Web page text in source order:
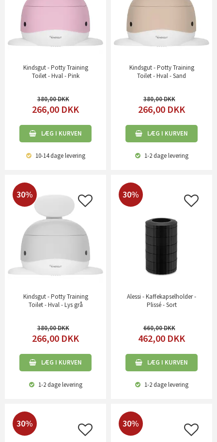
Kindsgut - Potty Training
Toilet - Hval - Pink
380,00
266,00 DKK
LÆG I KURVEN
10-14 dagelevering
Kindsgut - Potty Training
Toilet - Hval - Sand
380,00
266,00 DKK
LÆG I KURVEN
1-2 dagelevering
30%
Kindsgut - Potty Training
Toilet - Hval - Lys grå
380,00
266,00 DKK
LÆG I KURVEN
1-2 dagelevering
30%
Alessi - Kaffekapselholder -
Plissé - Sort
660,00
462,00 DKK
LÆG I KURVEN
1-2 dagelevering
30% 30%